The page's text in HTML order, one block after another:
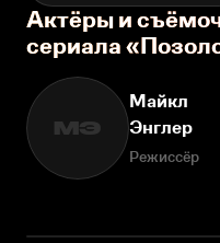
Актёры и
сериала
МЭ
Майкл
Энглер
Режиссёр